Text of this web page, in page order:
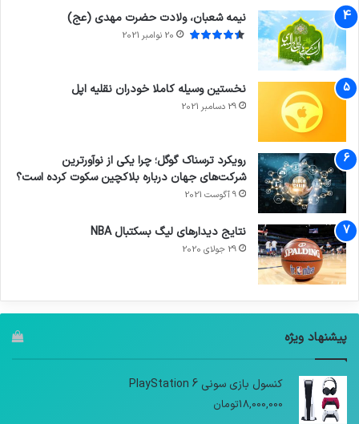
نیمه شعبان، ولادت حضرت مهدی (عج)
20 نوامبر 2021
نخستین وسیله کاملا خودران نقلیه اپل
29 دسامبر 2021
رویکرد ترسناک گوگل؛ چرا یکی از نوآورترین
شرکت‌های جهان درباره بلاکچین سکوت کرده است؟
9 آگوست 2021
نتایج دیدار‌های لیگ بسکتبال NBA
29 جولای 2020
پیشنهاد ویژه
کنسول بازی سونی PlayStation 6
18,000,000تومان